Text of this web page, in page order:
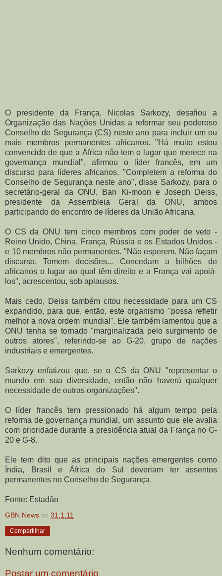
O presidente da França, Nicolas Sarkozy, desafiou a
Organização das Nações Unidas a reformar seu poderoso
Conselho de Segurança (CS) neste ano para incluir um ou
mais membros permanentes africanos. "Há muito estou
convencido de que a África não tem o lugar que merece na
governança mundial", afirmou o líder francês, em um
discurso para líderes africanos. "Completem a reforma do
Conselho de Segurança neste ano", disse Sarkozy, para o
secretário-geral da ONU, Ban Ki-moon e Joseph Deiss,
presidente da Assembleia Geral da ONU, ambos
participando do encontro de líderes da União Africana.
O CS da ONU tem cinco membros com poder de veto -
Reino Unido, China, França, Rússia e os Estados Unidos -
e 10 membros não permanentes. "Não esperem. Não façam
discurso. Tomem decisões... Concedam a bilhões de
africanos o lugar ao qual têm direito e a França vai apoiá-
los", acrescentou, sob aplausos.
Mais cedo, Deiss também citou necessidade para um CS
expandido, para que, então, este organismo "possa refletir
melhor a nova ordem mundial". Ele também lamentou que a
ONU tenha se tornado "marginalizada pelo surgimento de
outros atores", referindo-se ao G-20, grupo de nações
industriais e emergentes.
Sarkozy enfatizou que, se o CS da ONU "representar o
mundo em sua diversidade, então não haverá qualquer
necessidade de outras organizações".
O líder francês tem pressionado há algum tempo pela
reforma de governança mundial, um assunto que ele avalia
com prioridade durante a presidência atual da França no G-
20 e G-8.
Ele tem dito que as principais nações emergentes como
Índia, Brasil e África do Sul deveriam ter assentos
permanentes no Conselho de Segurança.
Fonte: Estadão
GBN News às 31.1.11
Compartilhar
Nenhum comentário:
Postar um comentário